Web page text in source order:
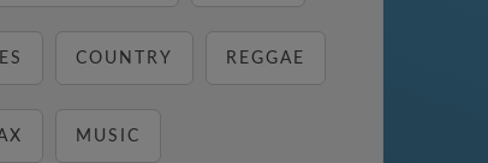
COUNTRY REGGAE
MUSIC